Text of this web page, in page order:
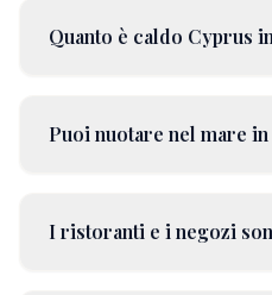
Quanto è caldo Cyprus
Puoi nuotare nel mare
I ristoranti e i negozi